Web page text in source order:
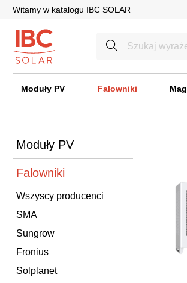
Witamy w katalogu IBC SOLAR
Moduły PV Falowniki
Moduły PV
Falowniki
Wszyscy producenci
SMA
Sungrow
Fronius
Solplanet